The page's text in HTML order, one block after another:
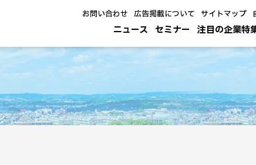
ニュース セミナー 注目の企業特
お問い合わせ 広告掲載について サイトマップ